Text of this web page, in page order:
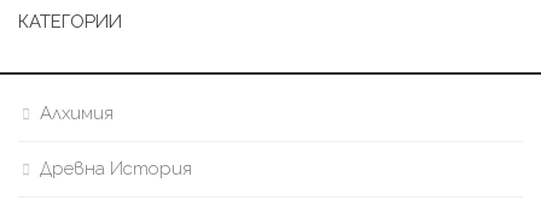
КАТЕГОРИИ
Алхимия
Древна История